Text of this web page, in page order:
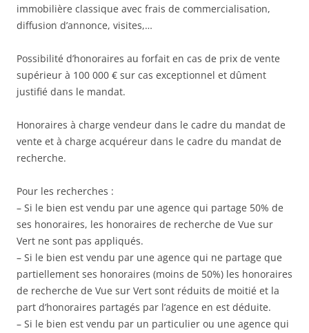
immobilière classique avec frais de commercialisation,
diffusion d’annonce, visites,…
Possibilité d’honoraires au forfait en cas de prix de vente
supérieur à 100 000 € sur cas exceptionnel et dûment
justifié dans le mandat.
Honoraires à charge vendeur dans le cadre du mandat de
vente et à charge acquéreur dans le cadre du mandat de
recherche.
Pour les recherches :
– Si le bien est vendu par une agence qui partage 50% de
ses honoraires, les honoraires de recherche de Vue sur
Vert ne sont pas appliqués.
– Si le bien est vendu par une agence qui ne partage que
partiellement ses honoraires (moins de 50%) les honoraires
de recherche de Vue sur Vert sont réduits de moitié et la
part d’honoraires partagés par l’agence en est déduite.
– Si le bien est vendu par un particulier ou une agence qui